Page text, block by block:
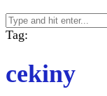
Tag:
cekiny